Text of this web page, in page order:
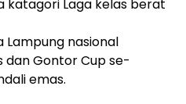
katagori Laga kelas berat
nasional
Gontor Cup se-
emas.